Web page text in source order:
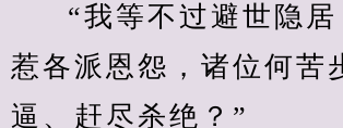
“我等不过避世隐居
惹各派恩怨，诸位何苦
逼、赶尽杀绝？”